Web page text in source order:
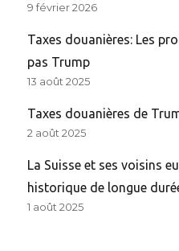
9 février 2026
Taxes douanières: Les
pas Trump
13 août 2025
Taxes douanières de
2 août 2025
La Suisse et ses voisins
historique de longue
1 août 2025